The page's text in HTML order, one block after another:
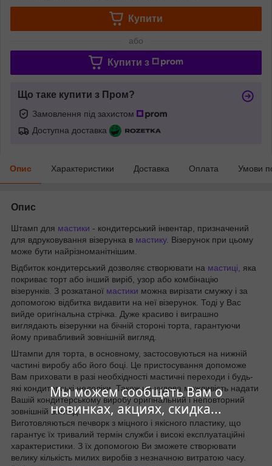
Мы можем сообщать Вам о
новинках, акциях, скидка...
Купити
або
Купити з
Що таке купити з Пром?
Замовлення під захистом
Доступна доставка
Опис Характеристики Доставка Оплата Умови
Опис
Штамп для мастики - кондитерський інвентар, призначений
для вдруковування візерунка в мастику. Візерунок при цьому
може бути найрізноманітнішим.
Відбиток кондитерський дозволяє створювати на мастиці,
яка
покриває торт або інший виріб, узор або комбінацію
візерунків. З розкатаної мастики можна вирізати смужку і за
допомогою відбитка видавити на неї візерунок. Тоді у Вас
вийде оригінальна стрічка. Дуже красиво і виграшно
виглядають візерунки на бічній стороні торта, гарантуючи
йому привабливий зовнішній вигляд.
Штампи для торта, в основному, застосовуються на нижній
частині виробу або його боці. Це пристосування допоможе
Вам приховати в разі необхідності мастичні переходи і будь-
які кондитерські недоліки. Також це чудова можливість надати
Вашій кондитерському виробу оригінальний і неповторний
зовнішній вигляд.
Виготовляються печворк з міцного і якісного пластику, що
гарантує їх тривалий термін служби і високі експлуатаційні
характеристики. З їх допомогою Ви зможете створювати
велику кількість милих виробів з незначною витратою часу.